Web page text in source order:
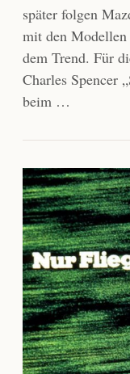
später folgen
mit den Modellen
dem Trend. Für
Charles Spencer
beim …